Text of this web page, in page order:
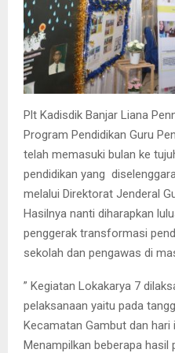
Plt Kadisdik Banjar Liana
Program Pendidikan Guru
telah memasuki bulan ke
pendidikan yang
melalui Direktorat Jenderal
Hasilnya nanti diharapkan
penggerak transformasi
sekolah dan pengawas di
” Kegiatan Lokakarya 7
pelaksanaan yaitu pada
Kecamatan Gambut dan hari
Menampilkan beberapa hasil